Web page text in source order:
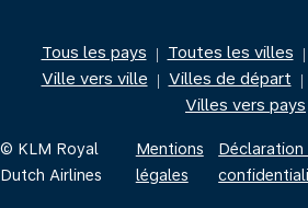
Tous les pays | Toutes les villes |
Ville vers ville | Villes de départ |
Villes vers pays
© KLM Royal
Dutch Airlines
Mentions
légales
Déclaration